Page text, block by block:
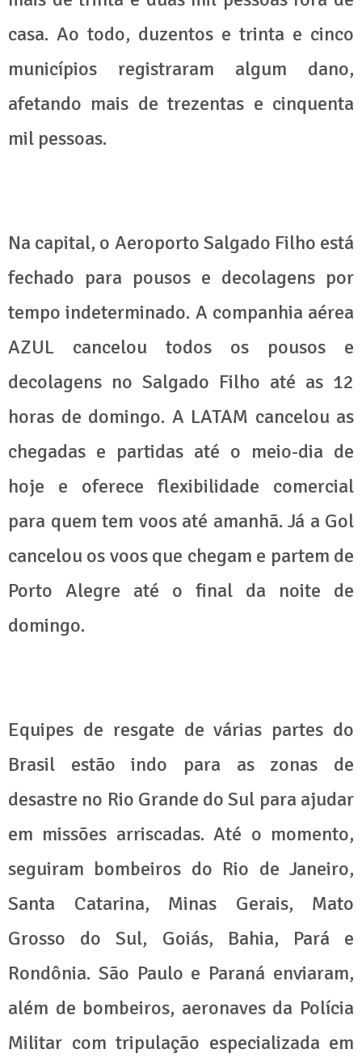
casa. Ao todo, duzentos e trinta e cinco
municípios registraram algum dano,
afetando mais de trezentas e cinquenta
mil pessoas.
Na capital, o Aeroporto Salgado Filho está
fechado para pousos e decolagens por
tempo indeterminado. A companhia aérea
AZUL cancelou todos os pousos e
decolagens no Salgado Filho até as 12
horas de domingo. A LATAM cancelou as
chegadas e partidas até o meio-dia de
hoje e oferece flexibilidade comercial
para quem tem voos até amanhã. Já a Gol
cancelou os voos que chegam e partem de
Porto Alegre até o final da noite de
domingo.
Equipes de resgate de várias partes do
Brasil estão indo para as zonas de
desastre no Rio Grande do Sul para ajudar
em missões arriscadas. Até o momento,
seguiram bombeiros do Rio de Janeiro,
Santa Catarina, Minas Gerais, Mato
Grosso do Sul, Goiás, Bahia, Pará e
Rondônia. São Paulo e Paraná enviaram,
além de bombeiros, aeronaves da Polícia
Militar com tripulação especializada em